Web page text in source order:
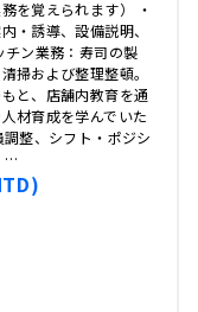
を覚えられます） ・
・誘導、設備説明、
チン業務：寿司の製
掃および整理整頓。
と、店舗内教育を通
材育成を学んでいた
整、シフト・ポジシ
…